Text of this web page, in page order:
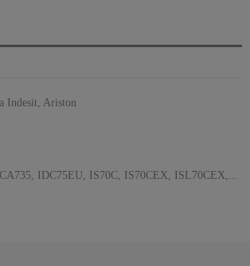
Indesit, Ariston
IDC75EU, IS70C, IS70CEX, ISL70CEX,...